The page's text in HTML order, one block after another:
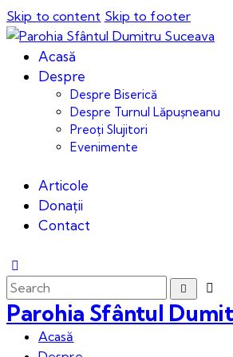
Skip to content Skip to footer
Acasă
Despre
Despre Biserică
Despre Turnul Lăpușneanu
Preoți Slujitori
Evenimente
Articole
Donații
Contact
Parohia Sfântul
Acasă